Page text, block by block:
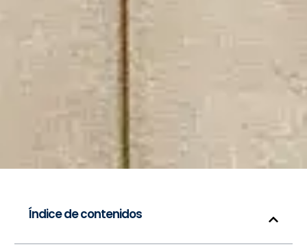
Índice de contenidos